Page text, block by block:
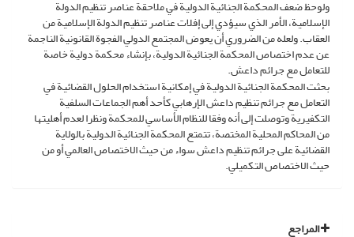
ولوحظ ضعف المحكمة الجنائية الدولية في ملاحقة عناصر تنظيم الدولة
الإسلامية، الأمر الذي سيؤدي إلى إفلات عناصر تنظيم الدولة الإسلامية من
العقاب. ولعله من الضروري أن يعوض المجتمع الدولي الفجوة القانونية الناجمة
عن عدم اختصاص المحكمة الجنائية الدولية، بإنشاء محكمة دولية خاصة
للتعامل مع جرائم داعش.
بحثت المحكمة الجنائية الدولية في إمكانية استخدام الحلول القضائية في
التعامل مع جرائم تنظيم داعش الإرهابي كأحد أهم الجماعات السلفية
التكفيرية وتوصلت إلى أنه وفقا للنظام الأساسي للمحكمة ونظرا لعدم أهليتها
من المحاكم المحلية المختصة، تتمتع المحكمة الجنائية الدولية بالولاية
القضائية على جرائم تنظيم داعش سواء من حيث الاختصاص العالمي أو من
حيث الاختصاص التكميلي.
المراجع